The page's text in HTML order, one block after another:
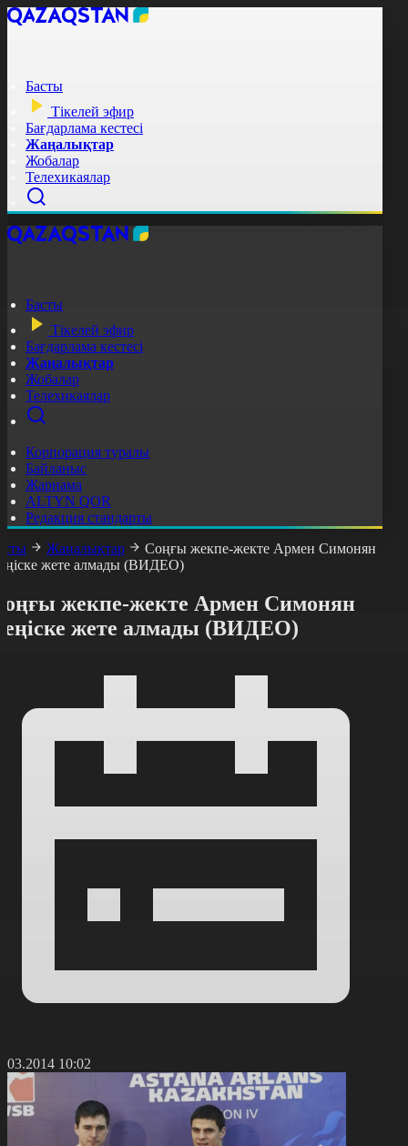
Басты
Тікелей эфир
Бағдарлама кестесі
Жаңалықтар
Жобалар
Телехикаялар
Басты
Тікелей эфир
Бағдарлама кестесі
Жаңалықтар
Жобалар
Телехикаялар
Корпорация туралы
Байланыс
Жарнама
ALTYN QOR
Редакция стандарты
Жаңалықтар
Соңғы жекпе-жекте Армен Симонян
жете алмады (ВИДЕО)
жекпе-жекте Армен Симонян
жете алмады (ВИДЕО)
10:02